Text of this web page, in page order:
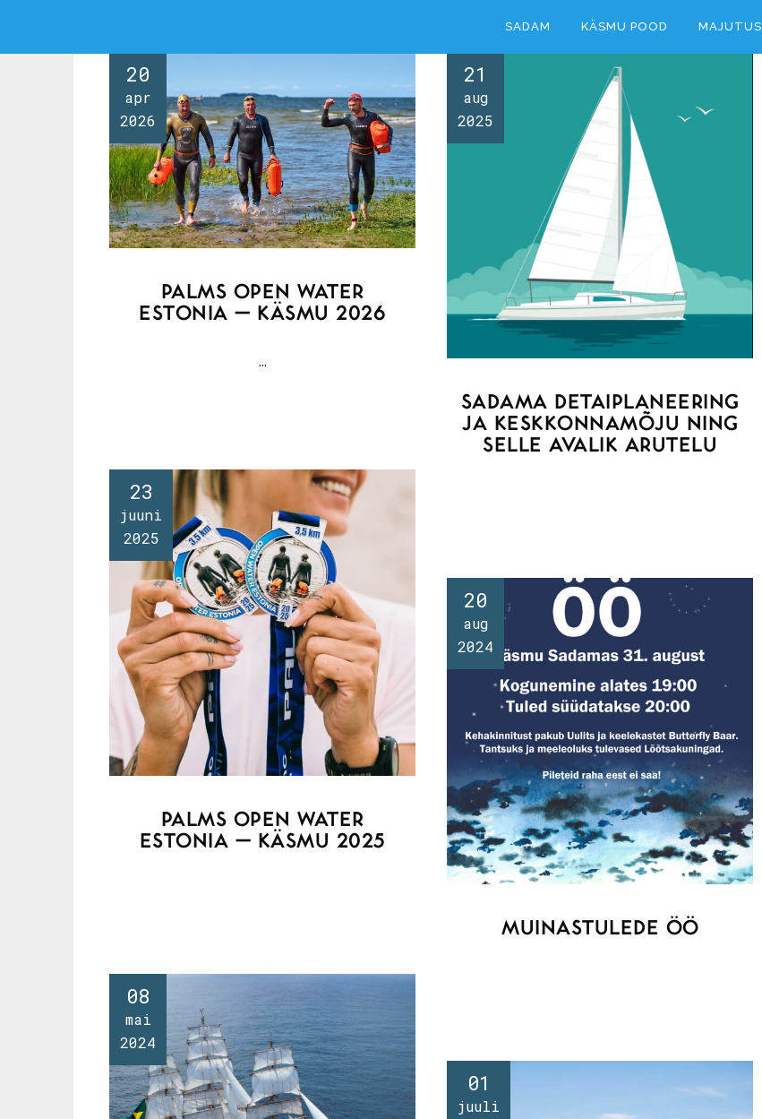
SADAM KÄSMU POOD MAJUTUS
20
apr
2026
PALMS OPEN WATER
ESTONIA – KÄSMU 2026
...
21
aug
2025
SADAMA DETAIPLANEERING
JA KESKKONNAMÕJU NING
SELLE AVALIK ARUTELU
23
juuni
2025
PALMS OPEN WATER
ESTONIA – KÄSMU 2025
20
aug
2024
MUINASTULEDE ÖÖ
08
mai
2024
01
juuli